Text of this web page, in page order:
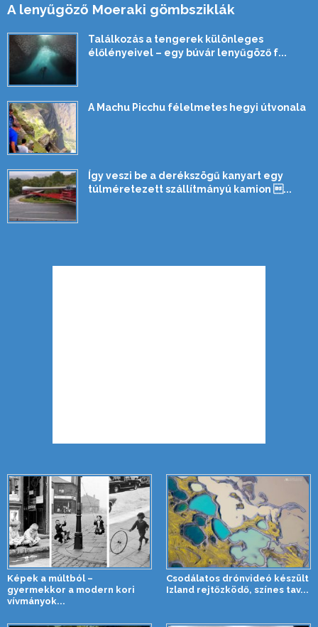
A lenyűgöző Moeraki gömbsziklák
Találkozás a tengerek különleges
élőlényeivel – egy búvár lenyűgöző f...
A Machu Picchu félelmetes hegyi útvonala
Így veszi be a derékszögű kanyart egy
túlméretezett szállítmányú kamion ...
Képek a múltból –
gyermekkor a modern kori
vívmányok...
Csodálatos drónvideó készült
Izland rejtőzködő, színes tav...